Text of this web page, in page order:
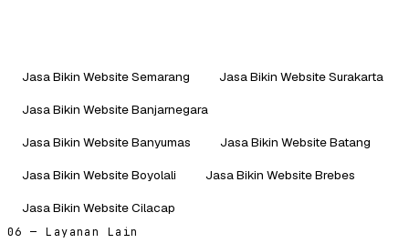
Jasa Bikin Website Semarang
Jasa Bikin Website Surakarta
Jasa Bikin Website Banjarnegara
Jasa Bikin Website Banyumas
Jasa Bikin Website Batang
Jasa Bikin Website Boyolali
Jasa Bikin Website Brebes
Jasa Bikin Website Cilacap
06 — Layanan Lain